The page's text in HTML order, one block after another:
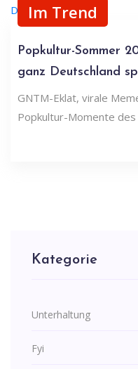
Im Trend
Popkultur-Sommer
ganz Deutschland
GNTM-Eklat, virale
Popkultur-Momente
Kategorie
Unterhaltung
Fyi